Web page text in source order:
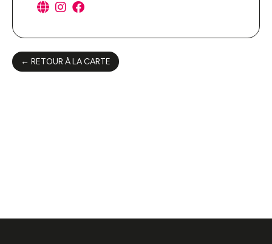
← RETOUR À LA CARTE